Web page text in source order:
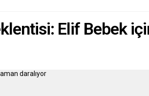
Elif Bebek